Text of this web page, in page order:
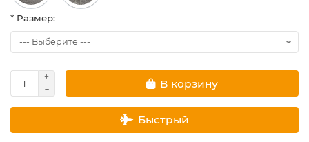
* Размер:
В корзину
Быстрый